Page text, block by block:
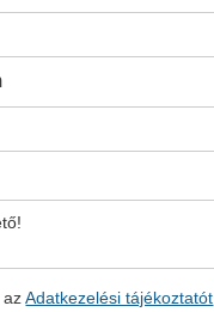
azAdatkezelési tájékoztatót